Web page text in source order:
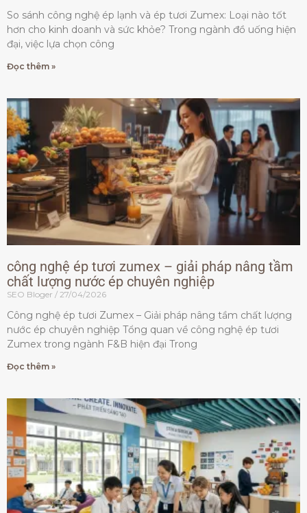
So sánh công nghệ ép lạnh và ép tươi Zumex: Loại nào tốt
hơn cho kinh doanh và sức khỏe? Trong ngành đồ uống hiện
đại, việc lựa chọn công
Đọc thêm »
công nghệ ép tươi zumex – giải pháp nâng tầm
chất lượng nước ép chuyên nghiệp
SEO Bloger 27/04/2026
Công nghệ ép tươi Zumex – Giải pháp nâng tầm chất lượng
nước ép chuyên nghiệp Tổng quan về công nghệ ép tươi
Zumex trong ngành F&B hiện đại Trong
Đọc thêm »